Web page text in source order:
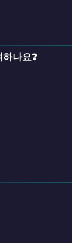
나요?